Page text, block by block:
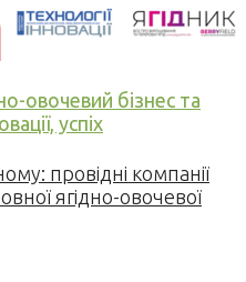
овочевий бізнес та
успіх
провідні компанії
ягідно-овочевої